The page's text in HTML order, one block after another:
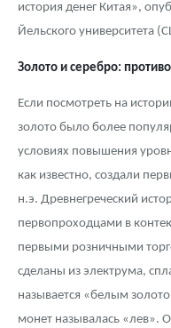
Золотой червонец Сеятель
Золотые слитки
Аксессуары
Гарри Поттер
Флот: ледоколы и корабли
Жетоны "Необыкновенные
Выкуп монет
Выкуп серебряных монет
Вопрос - ответ
Памятка для работы с
Условия возврата
Политика
Политика использования
Положение по обработке и
Распродажа монет и жетонов
Итоги 2025 года. Прогноз
Cтатьи
Георгий Победоносец -
Курс золота и серебра
Лом выкуп
Скупка слитков
Контакты
О нас
Наши преимущества
Письмо директору
история денег Китая»,
Йельского университета
Золото и серебро:
Если посмотреть на
золото было более
условиях повышения
как известно, создали
н.э. Древнегреческий
первопроходцами в
первыми розничными
сделаны из электрума,
называется «белым
монет называлась «лев».